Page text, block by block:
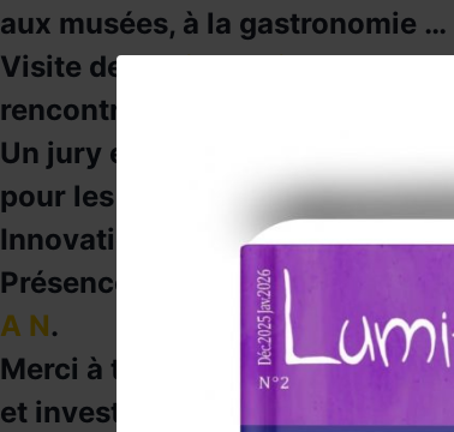
aux musées, à la gastronomie …
Visite de laVilla Majorellepour
rencontre de l’art nouveau à
Un jury enthousiaste a confirmé
pour les événements et jokers
Innovation.
Présence remarquée du vice-
A N.
Merci à tous les partenaires
et investissement